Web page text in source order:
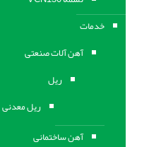
خدمات
آهن آلات صنعتی
ریل
ریل معدنی
آهن ساختمانی